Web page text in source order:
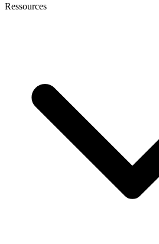
Ressources